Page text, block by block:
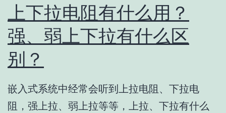
上下拉电阻有什么用？
强、弱上下拉有什么区
别？
嵌入式系统中经常会听到上拉电阻、下拉电
阻，强上拉、弱上拉等等，上拉、下拉有什么